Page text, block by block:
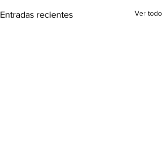
Entradas recientes Ver todo